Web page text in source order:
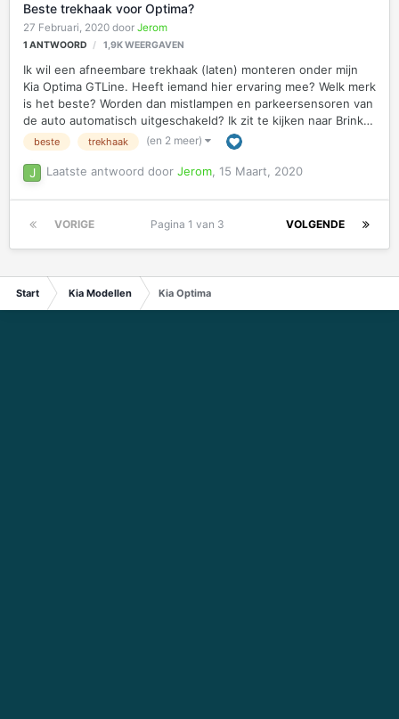
Beste trekhaak voor Optima?
27 Februari, 2020 door Jerom
1 ANTWOORD 1,9KWEERGAVEN
Ik wil een afneembare trekhaak (laten) monteren onder mijn
Kia Optima GTLine. Heeft iemand hier ervaring mee? Welk merk
is het beste? Worden dan mistlampen en parkeersensoren van
de auto automatisch uitgeschakeld? Ik zit te kijken naar Brink
en GDW. Zijn er ook elektrisch wegklapbare varianten voor de
Optima? Ik heb ze nog niet kunnen vinden nl.
Laatste antwoord door Jerom, 15 Maart, 2020
beste trekhaak (en 2 meer)
VORIGE VOLGENDE
Pagina 1 van 3
Start Kia Modellen Kia Optima